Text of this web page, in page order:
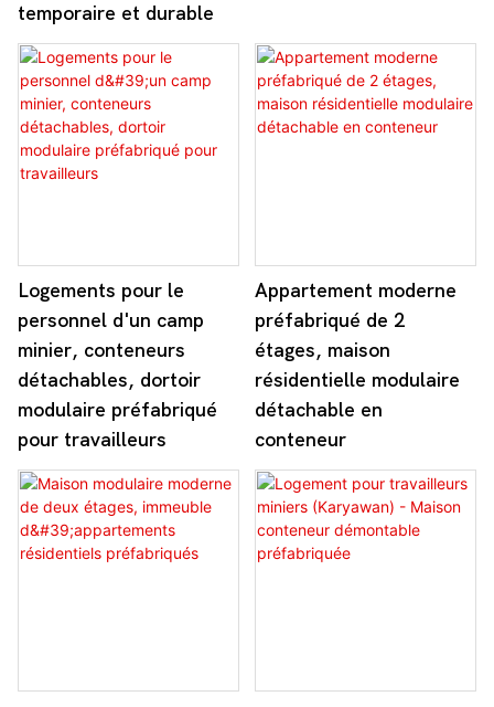
temporaire et durable
Logements pour le
personnel d'un camp
minier, conteneurs
détachables, dortoir
modulaire préfabriqué
pour travailleurs
Appartement moderne
préfabriqué de 2
étages, maison
résidentielle modulaire
détachable en
conteneur